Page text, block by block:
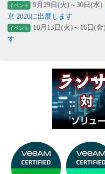
イベント 9月29日(火)～30日(水)
京 2026に出展します
イベント 10月13日(火)～16日(金)
す